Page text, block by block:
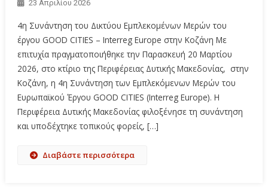
23 Απριλίου 2026
4η Συνάντηση του Δικτύου Εμπλεκομένων Μερών του
έργου GOOD CITIES – Interreg Europe στην Κοζάνη Με
επιτυχία πραγματοποιήθηκε την Παρασκευή 20 Μαρτίου
2026, στο κτίριο της Περιφέρειας Δυτικής Μακεδονίας, στην
Κοζάνη, η 4η Συνάντηση των Εμπλεκόμενων Μερών του
Ευρωπαϊκού Έργου GOOD CITIES (Interreg Europe). Η
Περιφέρεια Δυτικής Μακεδονίας φιλοξένησε τη συνάντηση
και υποδέχτηκε τοπικούς φορείς, […]
Διαβάστε περισσότερα